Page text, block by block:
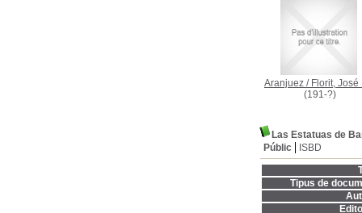
Aranjuez / Florit, José
(191-?)
Las Estatuas de
Públic
ISBD
Tipus de